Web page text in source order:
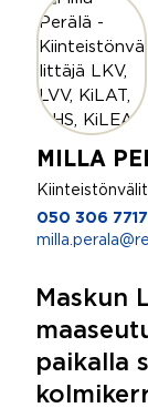
MILLA
050 306 7717
Maskun
paikalla